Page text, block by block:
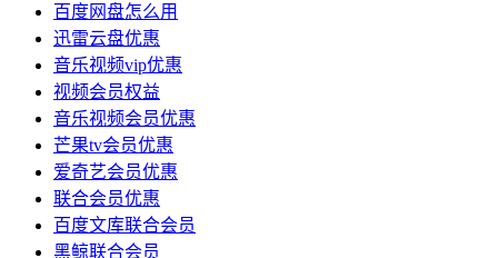
百度网盘怎么用
迅雷云盘优惠
音乐视频vip优惠
视频会员权益
音乐视频会员优惠
芒果tv会员优惠
爱奇艺会员优惠
联合会员优惠
百度文库联合会员
黑鲸联合会员